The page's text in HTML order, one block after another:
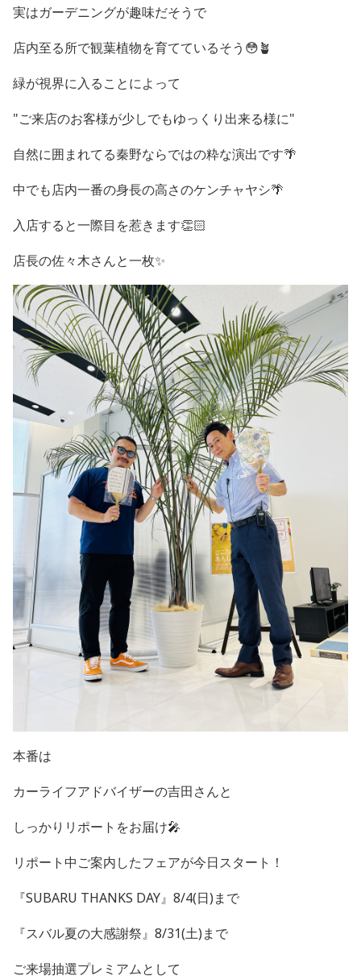
実はガーデニングが趣味だそうで
店内至る所で観葉植物を育てているそう😳🪴
緑が視界に入ることによって
"ご来店のお客様が少しでもゆっくり出来る様に"
自然に囲まれてる秦野ならではの粋な演出です🌴
中でも店内一番の身長の高さのケンチャヤシ🌴
入店すると一際目を惹きます👏🏻
店長の佐々木さんと一枚✨
本番は
カーライフアドバイザーの吉田さんと
しっかりリポートをお届け🎤
リポート中ご案内したフェアが今日スタート！
『SUBARU THANKS DAY』8/4(日)まで
『スバル夏の大感謝祭』8/31(土)まで
ご来場抽選プレミアムとして